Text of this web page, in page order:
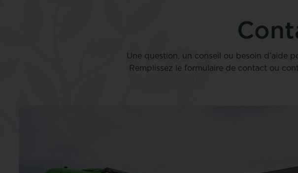
Une question, un conseil ou besoin d’aide
Remplissez le formulaire de contact ou